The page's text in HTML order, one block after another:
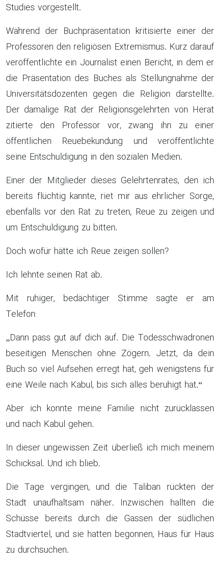
Studies vorgestellt.
Während der Buchpräsentation kritisierte einer der
Professoren den religiösen Extremismus. Kurz darauf
veröffentlichte ein Journalist einen Bericht, in dem er
die Präsentation des Buches als Stellungnahme der
Universitätsdozenten gegen die Religion darstellte.
Der damalige Rat der Religionsgelehrten von Herat
zitierte den Professor vor, zwang ihn zu einer
öffentlichen Reuebekundung und veröffentlichte
seine Entschuldigung in den sozialen Medien.
Einer der Mitglieder dieses Gelehrtenrates, den ich
bereits flüchtig kannte, riet mir aus ehrlicher Sorge,
ebenfalls vor den Rat zu treten, Reue zu zeigen und
um Entschuldigung zu bitten.
Doch wofür hätte ich Reue zeigen sollen?
Ich lehnte seinen Rat ab.
Mit ruhiger, bedächtiger Stimme sagte er am
Telefon:
„Dann pass gut auf dich auf. Die Todesschwadronen
beseitigen Menschen ohne Zögern. Jetzt, da dein
Buch so viel Aufsehen erregt hat, geh wenigstens für
eine Weile nach Kabul, bis sich alles beruhigt hat.“
Aber ich konnte meine Familie nicht zurücklassen
und nach Kabul gehen.
In dieser ungewissen Zeit überließ ich mich meinem
Schicksal. Und ich blieb.
Die Tage vergingen, und die Taliban rückten der
Stadt unaufhaltsam näher. Inzwischen hallten die
Schüsse bereits durch die Gassen der südlichen
Stadtviertel, und sie hatten begonnen, Haus für Haus
zu durchsuchen.